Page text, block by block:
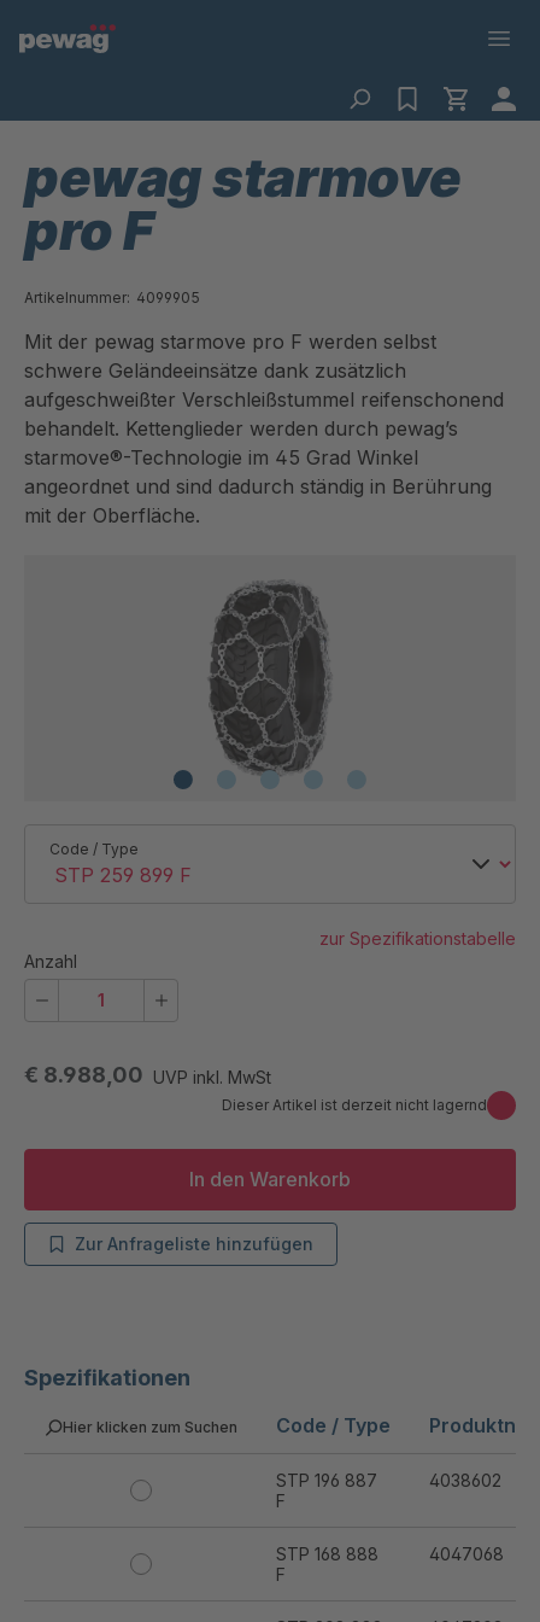
Spezifikationen
Hier klicken zum Suchen Code / Type
STP 196 887
F
4038602
STP 168 888
F
4047068
pewag starmove
pro F
Artikelnummer: 4099905
Mit der pewag starmove pro F werden selbst
schwere Geländeeinsätze dank zusätzlich
aufgeschweißter Verschleißstummel reifenschonend
behandelt. Kettenglieder werden durch pewag’s
starmove®-Technologie im 45 Grad Winkel
angeordnet und sind dadurch ständig in Berührung
mit der Oberfläche.
€ 8.988,00 UVP inkl. MwSt
Dieser Artikel ist derzeit nicht lagernd
Code / Type
zur Spezifikationstabelle
Anzahl
In den Warenkorb
Zur Anfrageliste hinzufügen